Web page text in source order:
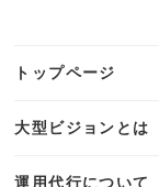
トップページ
大型ビジョンとは
運用代行について